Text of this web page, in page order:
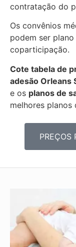
contratação do
Os convênios
podem ser
coparticipação.
Cote tabela de
adesão Orleans
e os planos de
melhores planos
PREÇOS